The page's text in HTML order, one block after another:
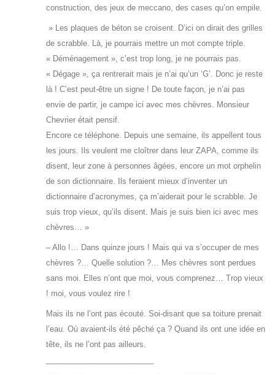
construction, des jeux de meccano, des cases qu’on empile.
» Les plaques de béton se croisent. D’ici on dirait des grilles
de scrabble. Là, je pourrais mettre un mot compte triple.
« Déménagement », c’est trop long, je ne pourrais pas.
« Dégage », ça rentrerait mais je n’ai qu’un ‘G’. Donc je reste
là ! C’est peut-être un signe ! De toute façon, je n’ai pas
envie de partir, je campe ici avec mes chèvres. Monsieur
Chevrier était pensif.
Encore ce téléphone. Depuis une semaine, ils appellent tous
les jours. Ils veulent me cloîtrer dans leur ZAPA, comme ils
disent, leur zone à personnes âgées, encore un mot orphelin
de son dictionnaire. Ils feraient mieux d’inventer un
dictionnaire d’acronymes, ça m’aiderait pour le scrabble. Je
suis trop vieux, qu’ils disent. Mais je suis bien ici avec mes
chèvres… »
– Allo !… Dans quinze jours ! Mais qui va s’occuper de mes
chèvres ?… Quelle solution ?… Mes chèvres sont perdues
sans moi. Elles n’ont que moi, vous comprenez… Trop vieux
! moi, vous voulez rire !
Mais ils ne l’ont pas écouté. Soi-disant que sa toiture prenait
l’eau. Où avaient-ils été pêché ça ? Quand ils ont une idée en
tête, ils ne l’ont pas ailleurs.